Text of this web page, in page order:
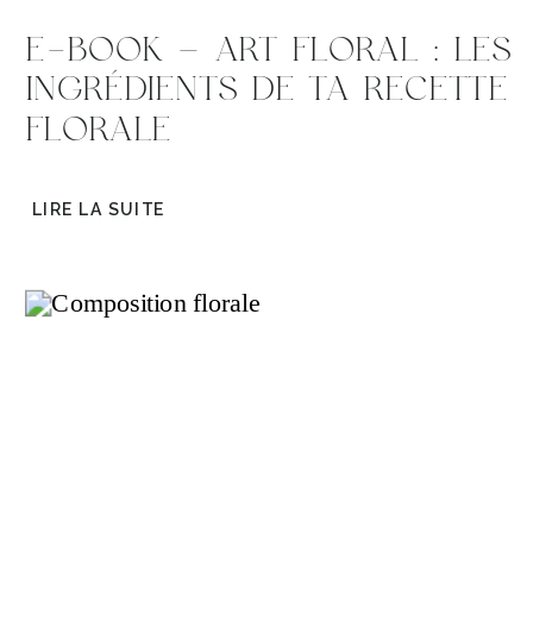
LIRE LA SUITE
E-BOOK – ART FLORAL : LES
INGRÉDIENTS DE TA RECETTE
FLORALE